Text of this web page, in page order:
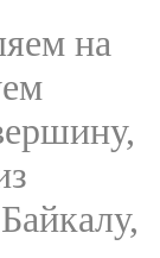
на